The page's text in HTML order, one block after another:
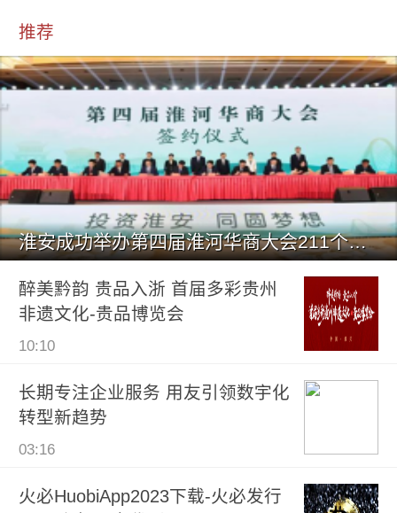
推荐
淮安成功举办第四届淮河华商大会211个签约项目 总投资1486.
醉美黔韵 贵品入浙 首届多彩贵州
非遗文化-贵品博览会
10:10
长期专注企业服务 用友引领数宇化
转型新趋势
03:16
火必HuobiApp2023下载-火必发行